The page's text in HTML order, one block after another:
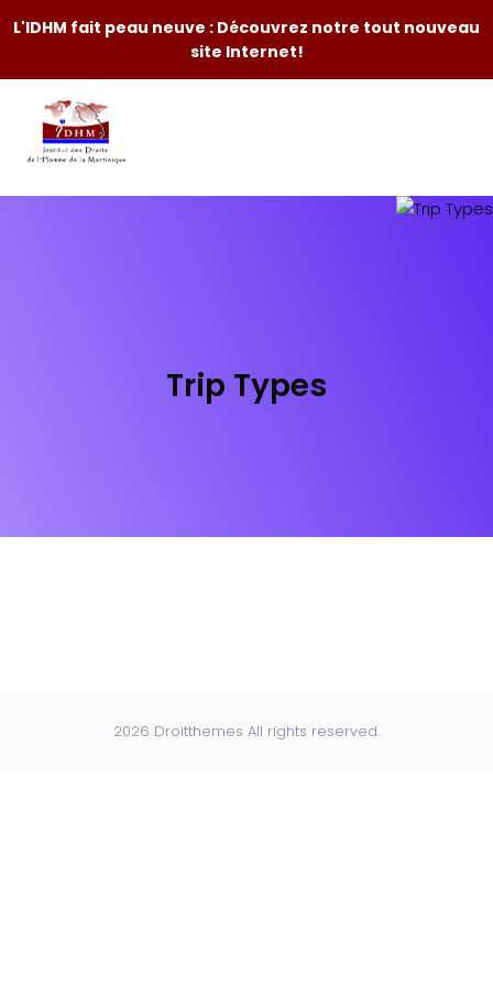
L'IDHM fait peau neuve : Découvrez notre tout nouveau
site Internet!
Trip Types
2026 Droitthemes All rights reserved.